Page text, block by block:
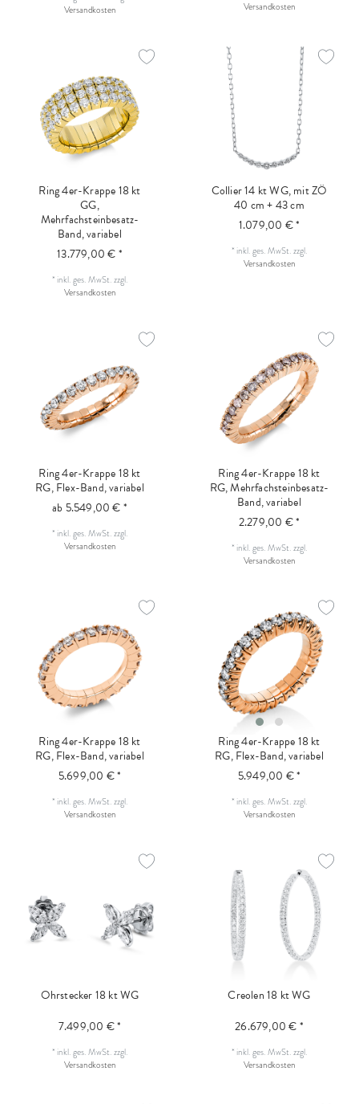
Versandkosten
Versandkosten
Ring 4er-Krappe 18 kt
GG,
Mehrfachsteinbesatz-
Band, variabel
13.779,00 € *
* inkl. ges. MwSt.zzgl.
Versandkosten
Collier 14 kt WG, mit ZÖ
40 cm + 43 cm
1.079,00 € *
* inkl. ges. MwSt.zzgl.
Versandkosten
Ring 4er-Krappe 18 kt
RG, Flex-Band, variabel
ab 5.549,00 € *
* inkl. ges. MwSt.zzgl.
Versandkosten
Ring 4er-Krappe 18 kt
RG, Mehrfachsteinbesatz-
Band, variabel
2.279,00 € *
* inkl. ges. MwSt.zzgl.
Versandkosten
Ring 4er-Krappe 18 kt
RG, Flex-Band, variabel
5.699,00 € *
* inkl. ges. MwSt.zzgl.
Versandkosten
Ring 4er-Krappe 18 kt
RG, Flex-Band, variabel
5.949,00 € *
* inkl. ges. MwSt.zzgl.
Versandkosten
Ohrstecker 18 kt WG
7.499,00 € *
* inkl. ges. MwSt.zzgl.
Versandkosten
Creolen 18 kt WG
26.679,00 € *
* inkl. ges. MwSt.zzgl.
Versandkosten